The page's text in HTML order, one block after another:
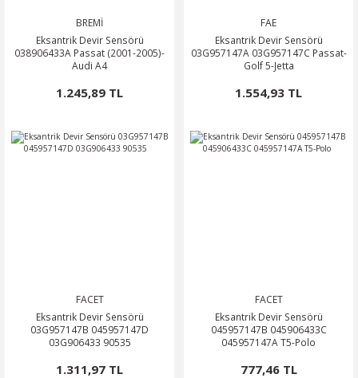
BREMİ
Eksantrik Devir Sensörü
038906433A Passat (2001-2005)-
Audi A4
1.245,89 TL
FAE
Eksantrik Devir Sensörü
03G957147A 03G957147C Passat-
Golf 5-Jetta
1.554,93 TL
FACET
Eksantrik Devir Sensörü
03G957147B 045957147D
03G906433 90535
1.311,97 TL
FACET
Eksantrik Devir Sensörü
045957147B 045906433C
045957147A T5-Polo
777,46 TL